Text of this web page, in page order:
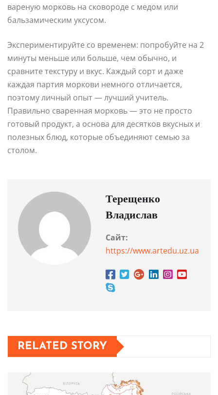
вареную морковь на сковороде с медом или
бальзамическим уксусом.
Экспериментируйте со временем: попробуйте на 2
минуты меньше или больше, чем обычно, и
сравните текстуру и вкус. Каждый сорт и даже
каждая партия моркови немного отличается,
поэтому личный опыт — лучший учитель.
Правильно сваренная морковь — это не просто
готовый продукт, а основа для десятков вкусных и
полезных блюд, которые объединяют семью за
столом.
Терещенко
Владислав
Сайт:
https://www.artedu.uz.ua
RELATED STORY